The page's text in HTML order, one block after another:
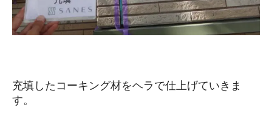
充填したコーキング材をヘラで仕上げていきま
す。